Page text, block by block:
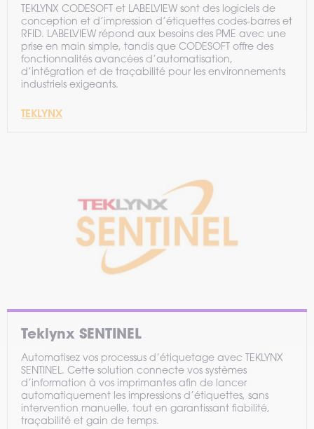
TEKLYNX CODESOFT et LABELVIEW sont des logiciels de
conception et d’impression d’étiquettes codes-barres et
RFID. LABELVIEW répond aux besoins des PME avec une
prise en main simple, tandis que CODESOFT offre des
fonctionnalités avancées d’automatisation,
d’intégration et de traçabilité pour les environnements
industriels exigeants.
TEKLYNX
Teklynx SENTINEL
Automatisez vos processus d’étiquetage avec TEKLYNX
SENTINEL. Cette solution connecte vos systèmes
d’information à vos imprimantes afin de lancer
automatiquement les impressions d’étiquettes, sans
intervention manuelle, tout en garantissant fiabilité,
traçabilité et gain de temps.